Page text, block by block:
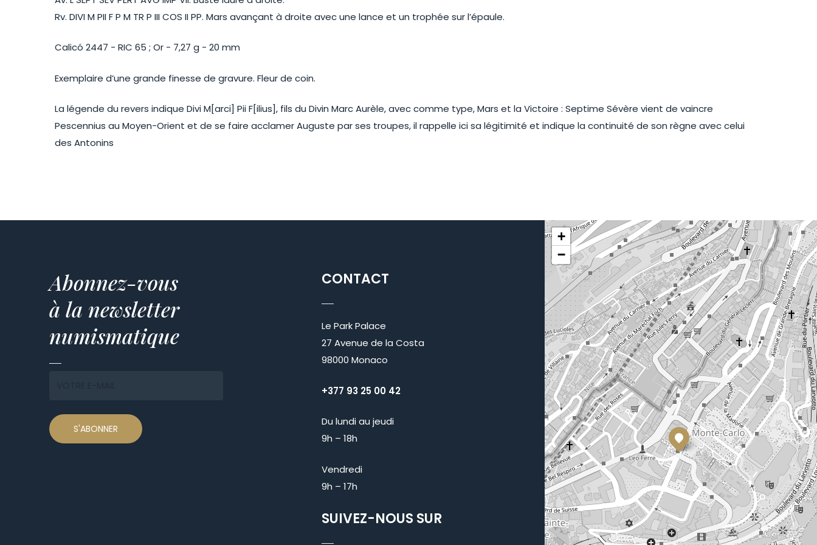
Rv. DIVI M PII F P M TR P III COS II PP. Mars avançant à droite avec une lance et un trophée sur l’épaule.
Calicó 2447 - RIC 65 ; Or - 7,27 g - 20 mm
Exemplaire d’une grande finesse de gravure. Fleur de coin.
La légende du revers indique Divi M[arci] Pii F[ilius], fils du Divin Marc Aurèle, avec comme type, Mars et la Victoire : Septime Sévère vient de vaincre
Pescennius au Moyen-Orient et de se faire acclamer Auguste par ses troupes, il rappelle ici sa légitimité et indique la continuité de son règne avec celui
des Antonins
Abonnez-vous
à la newsletter
numismatique
CONTACT
Le Park Palace
27 Avenue de la Costa
98000 Monaco
+377 93 25 00 42
Du lundi au jeudi
9h – 18h
Vendredi
9h – 17h
SUIVEZ-NOUS SUR
+
−